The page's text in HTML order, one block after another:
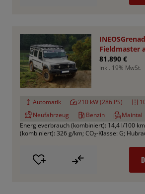
Fieldmaster
81.890 €
inkl. 19% MwSt.
Automatik 210 kW (286 PS)
Neufahrzeug
Benzin
Maintal
Energieverbrauch (kombiniert): 14,4 l/100 km
(kombiniert): 326 g/km; CO2-Klasse: G;